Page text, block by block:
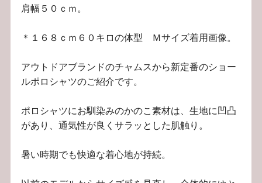
肩幅５０ｃｍ。
＊１６８ｃｍ６０キロの体型 Ｍサイズ着用画像。
アウトドアブランドのチャムスから新定番のショー
ルポロシャツのご紹介です。
ポロシャツにお馴染みのかのこ素材は、生地に凹凸
があり、通気性が良くサラッとした肌触り。
暑い時期でも快適な着心地が持続。